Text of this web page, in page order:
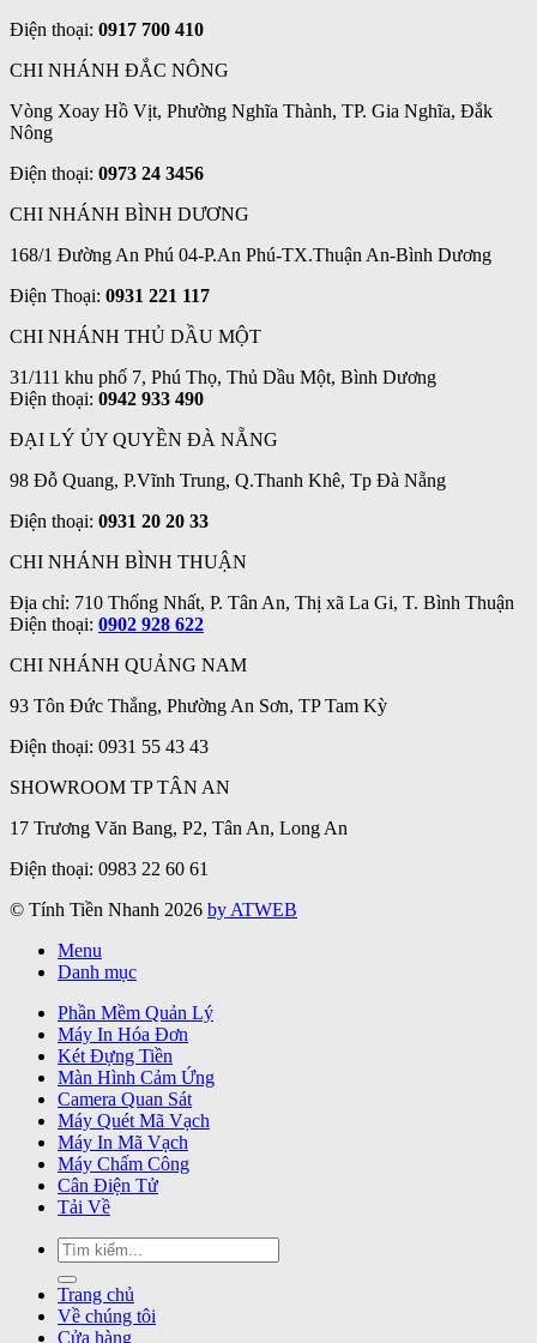
Điện thoại: 0917 700 410
CHI NHÁNH ĐẮC NÔNG
Vòng Xoay Hồ Vịt, Phường Nghĩa Thành, TP. Gia Nghĩa, Đắk
Nông
Điện thoại: 0973 24 3456
CHI NHÁNH BÌNH DƯƠNG
168/1 Đường An Phú 04-P.An Phú-TX.Thuận An-Bình Dương
Điện Thoại: 0931 221 117
CHI NHÁNH THỦ DẦU MỘT
31/111 khu phố 7, Phú Thọ, Thủ Dầu Một, Bình Dương
Điện thoại: 0942 933 490
ĐẠI LÝ ỦY QUYỀN ĐÀ NẴNG
98 Đỗ Quang, P.Vĩnh Trung, Q.Thanh Khê, Tp Đà Nẵng
Điện thoại: 0931 20 20 33
CHI NHÁNH BÌNH THUẬN
Địa chỉ: 710 Thống Nhất, P. Tân An, Thị xã La Gi, T. Bình Thuận
Điện thoại: 0902 928 622
CHI NHÁNH QUẢNG NAM
93 Tôn Đức Thắng, Phường An Sơn, TP Tam Kỳ
Điện thoại: 0931 55 43 43
SHOWROOM TP TÂN AN
17 Trương Văn Bang, P2, Tân An, Long An
Điện thoại: 0983 22 60 61
© Tính Tiền Nhanh 2026 by ATWEB
Menu
Danh mục
Phần Mềm Quản Lý
Máy In Hóa Đơn
Két Đựng Tiền
Màn Hình Cảm Ứng
Camera Quan Sát
Máy Quét Mã Vạch
Máy In Mã Vạch
Máy Chấm Công
Cân Điện Tử
Tải Về
Tìm
kiếm:
Trang chủ
Về chúng tôi
Cửa hàng